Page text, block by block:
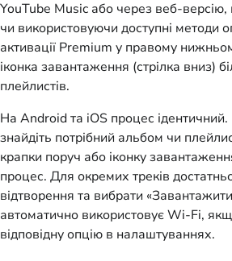
YouTube Music або через веб-версію,
чи використовуючи доступні методи
активації Premium у правому
іконка завантаження (стрілка вниз)
плейлистів.
На Android та iOS процес ідентичний.
знайдіть потрібний альбом чи
крапки поруч або іконку
процес. Для окремих треків
відтворення та вибрати
автоматично використовує Wi-Fi,
відповідну опцію в налаштуваннях.